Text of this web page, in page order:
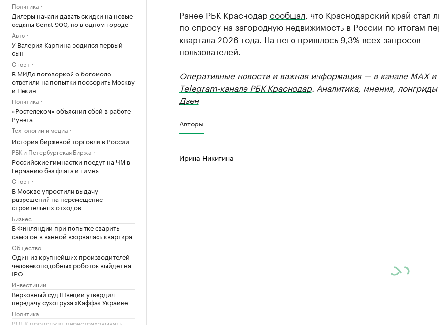
Политика
Дилеры начали давать скидки на новые
седаны Senat 900, но в одном городе
Авто
У Валерия Карпина родился первый
сын
Спорт
В МИДе поговоркой о богомоле
ответили на попытки поссорить Москву
и Пекин
Политика
«Ростелеком» объяснил сбой в работе
Рунета
Технологии и медиа
История биржевой торговли в России
РБК и Петербургская Биржа
Российские гимнастки поедут на ЧМ в
Германию без флага и гимна
Спорт
В Москве упростили выдачу
разрешений на перемещение
строительных отходов
Бизнес
В Финляндии при попытке сварить
самогон в ванной взорвалась квартира
Общество
Один из крупнейших производителей
человекоподобных роботов выйдет на
IPO
Инвестиции
Верховный суд Швеции утвердил
передачу сухогруза «Каффа» Украине
Политика
РНПК продолжит перестраховывать
Ранее РБК Краснодар сообщал , что Краснодарский край стал
по спросу на загородную недвижимость в России по итогам
квартала 2026 года. На него пришлось 9,3% всех запросов
пользователей.
Оперативные новости и важная информация — в канале MAXи
Telegram-канале РБК Краснодар. Аналитика, мнения,
Дзен
Авторы
Ирина Никитина